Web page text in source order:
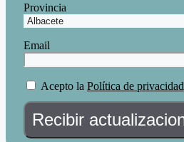
Provincia
Email
Acepto la Política de privacidad